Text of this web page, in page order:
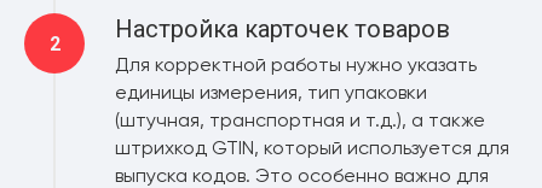
Настройка карточек товаров
Для корректной работы нужно указать
единицы измерения, тип упаковки
(штучная, транспортная и т.д.), а также
штрихкод GTIN, который используется для
выпуска кодов. Это особенно важно для